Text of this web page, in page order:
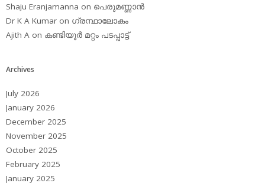
Shaju Eranjamanna on പെരുമണ്ണാന്‍
Dr K A Kumar on ഗ്രന്ഥാലോകം
Ajith A on കണ്ടിയൂര്‍ മറ്റം പടപ്പാട്ട്‌
Archives
July 2026
January 2026
December 2025
November 2025
October 2025
February 2025
January 2025